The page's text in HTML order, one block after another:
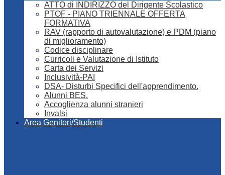
ATTO di INDIRIZZO del Dirigente Scolastico
PTOF - PIANO TRIENNALE OFFERTA
FORMATIVA
RAV (rapporto di autovalutazione) e PDM (piano
di miglioramento)
Codice disciplinare
Curricoli e Valutazione di Istituto
Carta dei Servizi
Inclusività-PAI
DSA- Disturbi Specifici dell'apprendimento.
Alunni BES.
Accoglienza alunni stranieri
Invalsi
Area Genitori/Studenti